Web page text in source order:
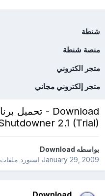
شنطة
منصة شنطة
متجر الكتروني
متجر إلكتروني مجاني
Shutdowner 2.1 (Trial)
بواسطهDownload
January 29, 2009استورد ملفات